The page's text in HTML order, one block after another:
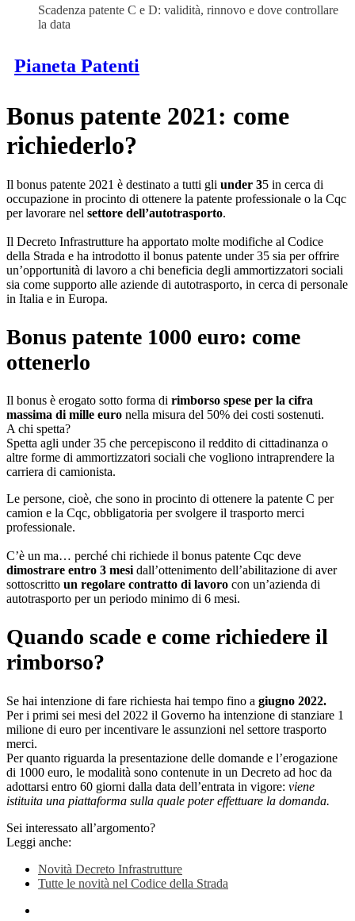
Scadenza patente C e D: validità, rinnovo e dove controllare
la data
Pianeta Patenti
Bonus patente 2021: come
richiederlo?
Il bonus patente 2021 è destinato a tutti gli under 35 in cerca di
occupazione in procinto di ottenere la patente professionale o la Cqc
per lavorare nel settore dell’autotrasporto.
Il Decreto Infrastrutture ha apportato molte modifiche al Codice
della Strada e ha introdotto il bonus patente under 35 sia per offrire
un’opportunità di lavoro a chi beneficia degli ammortizzatori sociali
sia come supporto alle aziende di autotrasporto, in cerca di personale
in Italia e in Europa.
Bonus patente 1000 euro: come
ottenerlo
Il bonus è erogato sotto forma di rimborso spese per la cifra
massima di mille euro nella misura del 50% dei costi sostenuti.
A chi spetta?
Spetta agli under 35 che percepiscono il reddito di cittadinanza o
altre forme di ammortizzatori sociali che vogliono intraprendere la
carriera di camionista.
Le persone, cioè, che sono in procinto di ottenere la patente C per
camion e la Cqc, obbligatoria per svolgere il trasporto merci
professionale.
C’è un ma… perché chi richiede il bonus patente Cqc deve
dimostrare entro 3 mesi dall’ottenimento dell’abilitazione di aver
sottoscritto un regolare contratto di lavoro con un’azienda di
autotrasporto per un periodo minimo di 6 mesi.
Quando scade e come richiedere il
rimborso?
Se hai intenzione di fare richiesta hai tempo fino a giugno 2022.
Per i primi sei mesi del 2022 il Governo ha intenzione di stanziare 1
milione di euro per incentivare le assunzioni nel settore trasporto
merci.
Per quanto riguarda la presentazione delle domande e l’erogazione
di 1000 euro, le modalità sono contenute in un Decreto ad hoc da
adottarsi entro 60 giorni dalla data dell’entrata in vigore: viene
istituita una piattaforma sulla quale poter effettuare la domanda.
Sei interessato all’argomento?
Leggi anche:
Novità Decreto Infrastrutture
Tutte le novità nel Codice della Strada